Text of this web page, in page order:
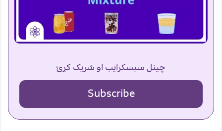
چینل سبسکرایب او شریک کړئ
Subscribe